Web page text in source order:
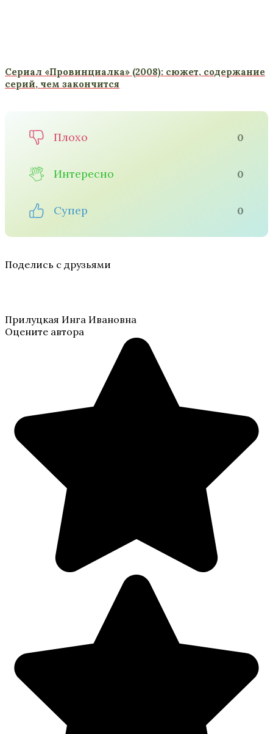
Сериал «Провинциалка» (2008): сюжет, содержание
серий, чем закончится
Плохо 0
Интересно 0
Супер 0
Поделись с друзьями
Прилуцкая Инга Ивановна
Оцените автора